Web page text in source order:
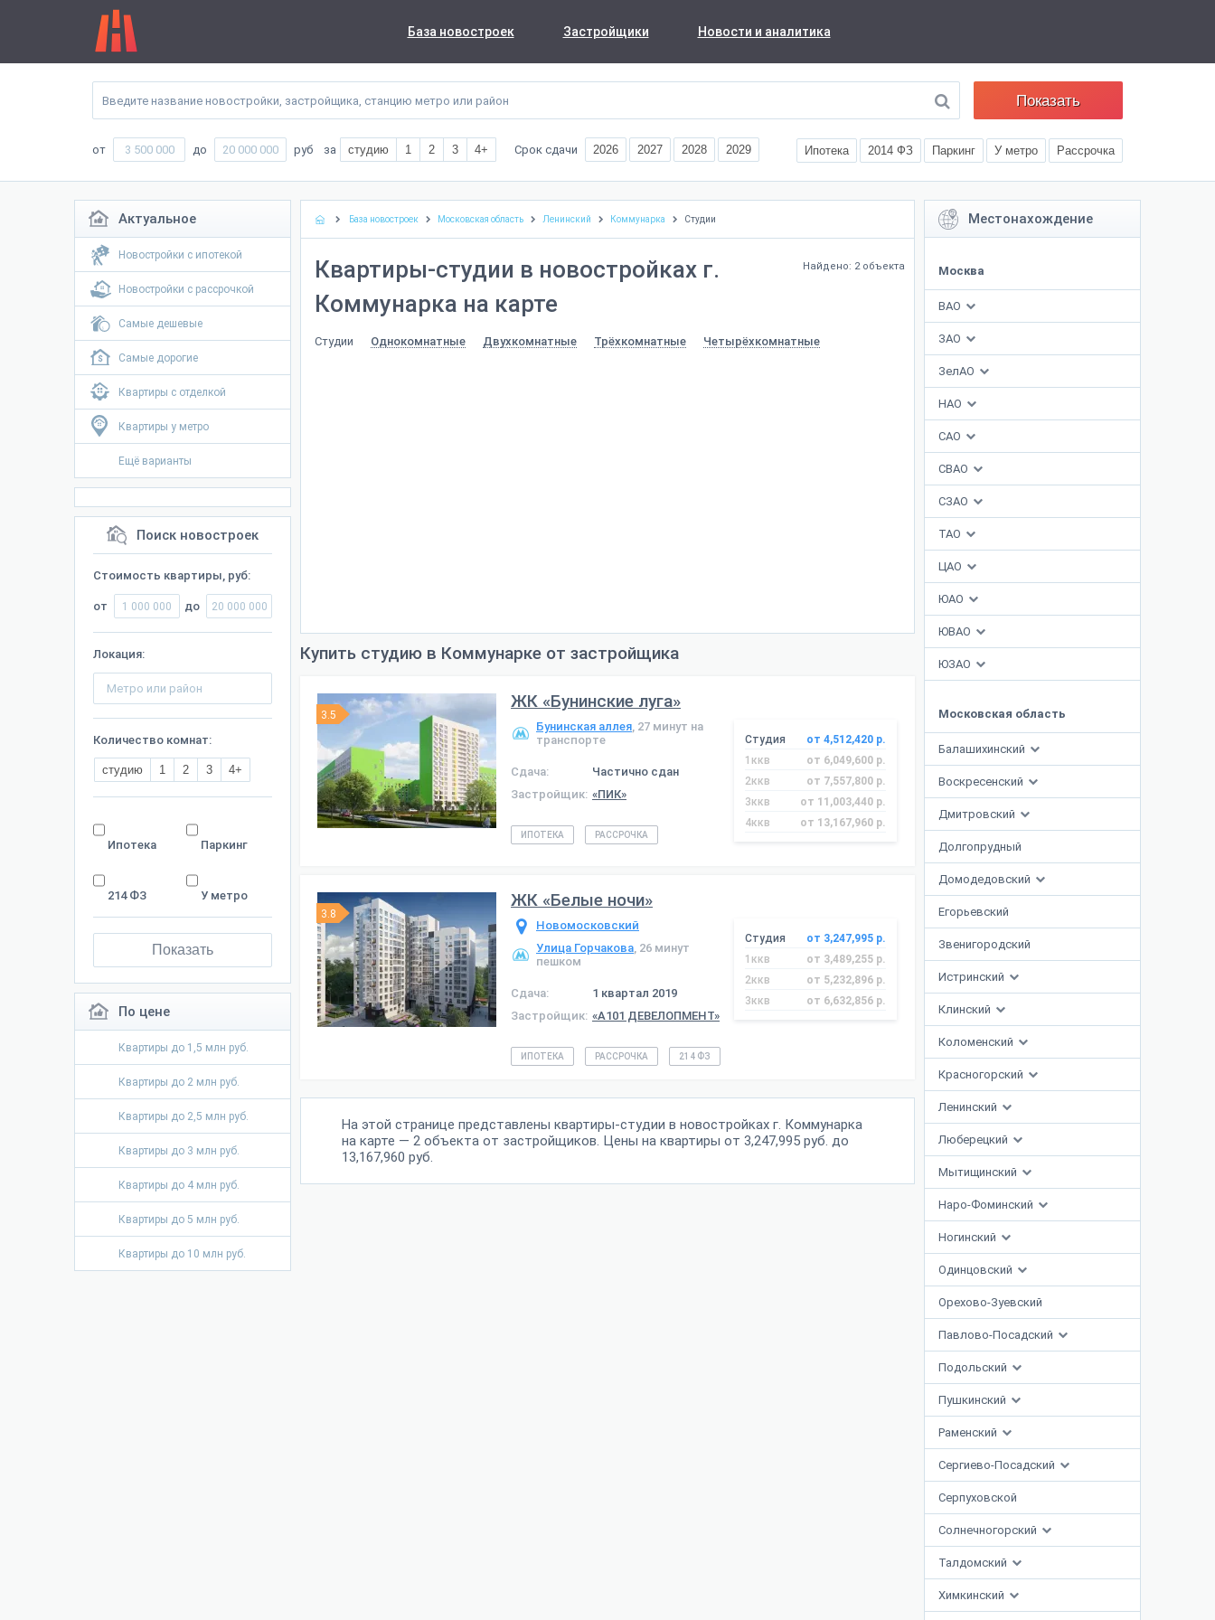
База новостроек Застройщики Новости и аналитика
Показать
от до руб за студию 1 2 3 4+ Срок сдачи 2026 2027 2028 2029 Ипотека 2014 ФЗ Паркинг У метро Рассрочка
Актуальное
Новостройки с ипотекой
Новостройки с рассрочкой
Самые дешевые
Самые дорогие
Квартиры с отделкой
Квартиры у метро
Ещё варианты
Поиск новостроек
Стоимость квартиры, руб:
от до
Локация:
Количество комнат:
студию 1 2 3 4+
Ипотека Паркинг
214 ФЗ У метро
Показать
По цене
Квартиры до 1,5 млн руб.
Квартиры до 2 млн руб.
Квартиры до 2,5 млн руб.
Квартиры до 3 млн руб.
Квартиры до 4 млн руб.
Квартиры до 5 млн руб.
Квартиры до 10 млн руб.
Местонахождение
Москва
ВАО
ЗАО
ЗелАО
НАО
САО
СВАО
СЗАО
ТАО
ЦАО
ЮАО
ЮВАО
ЮЗАО
Московская область
Балашихинский
Воскресенский
Дмитровский
Долгопрудный
Домодедовский
Егорьевский
Звенигородский
Истринский
Клинский
Коломенский
Красногорский
Ленинский
Люберецкий
Мытищинский
Наро-Фоминский
Ногинский
Одинцовский
Орехово-Зуевский
Павлово-Посадский
Подольский
Пушкинский
Раменский
Сергиево-Посадский
Серпуховской
Солнечногорский
Талдомский
Химкинский
База новостроек Московская область Ленинский Коммунарка Студии
Найдено: 2 объекта
Квартиры-студии в новостройках г.
Коммунарка на карте
Студии Однокомнатные Двухкомнатные Трёхкомнатные Четырёхкомнатные
Купить студию в Коммунарке от застройщика
3.5
ЖК «Бунинские луга»
Бунинская аллея, 27 минут на
транспорте
Сдача:
Частично сдан
Застройщик: «ПИК»
Студия
от 4,512,420 р.
1ккв
от 6,049,600 р.
2ккв
от 7,557,800 р.
3ккв
от 11,003,440 р.
4ккв
от 13,167,960 р.
ИПОТЕКА РАССРОЧКА
3.8
ЖК «Белые ночи»
Новомосковский
Улица Горчакова, 26 минут
пешком
Сдача:
1 квартал 2019
Застройщик: «А101 ДЕВЕЛОПМЕНТ»
Студия
от 3,247,995 р.
1ккв
от 3,489,255 р.
2ккв
от 5,232,896 р.
3ккв
от 6,632,856 р.
ИПОТЕКА РАССРОЧКА 214 ФЗ
На этой странице представлены квартиры-студии в новостройках г. Коммунарка
на карте — 2 объекта от застройщиков. Цены на квартиры от 3,247,995 руб. до
13,167,960 руб.